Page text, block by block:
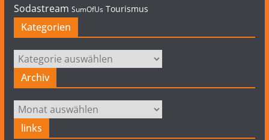
Sodastream SumOfUs Tourismus
Kategorien
Kategorien
Archiv
Archiv
links